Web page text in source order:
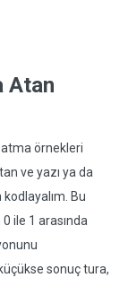
Atan
örnekleri
ve yazı ya da
Bu
ile 1 arasında
sonuç tura,